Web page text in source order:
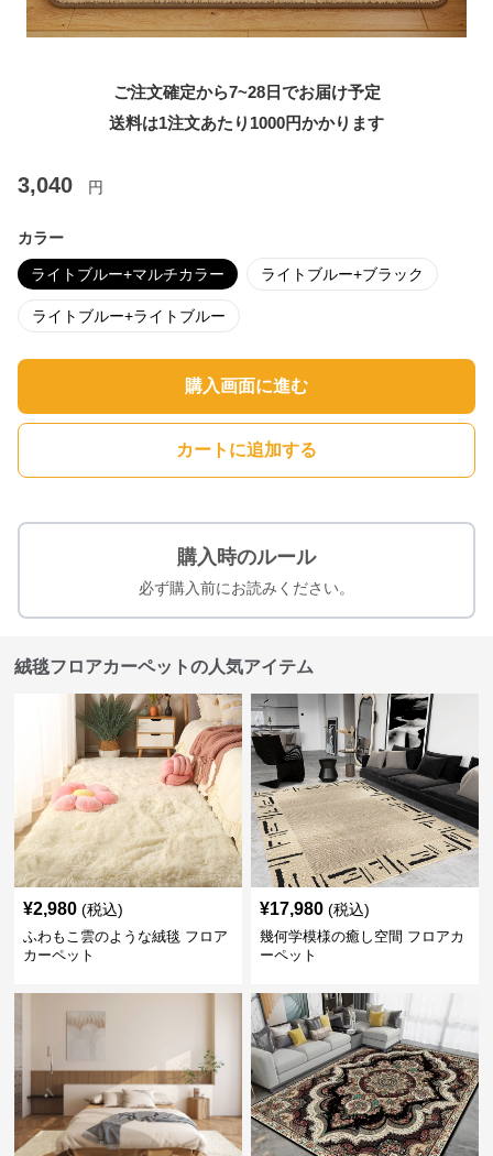
ご注文確定から7~28日でお届け予定
送料は1注文あたり 1000円かかります
3,040 円
カラー
ライトブルー+マルチカラー ライトブルー+ブラック
ライトブルー+ライトブルー
購入画面に進む
カートに追加する
購入時のルール
必ず購入前にお読みください。
絨毯フロアカーペットの人気アイテム
¥2,980 (税込)
ふわもこ雲のような絨毯 フロア
カーペット
¥17,980 (税込)
幾何学模様の癒し空間 フロアカ
ーペット